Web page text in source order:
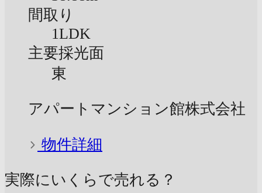
間取り
1LDK
主要採光面
東
アパートマンション館株式会社
物件詳細
実際にいくらで売れる？